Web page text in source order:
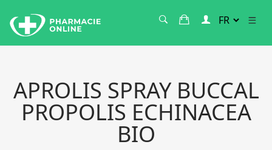
APROLIS SPRAY BUCCAL
PROPOLIS ECHINACEA
BIO